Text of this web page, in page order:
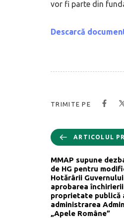
vor fi parte din
Descarcă
TRIMITE PE
ARTICOLUL
MMAP supune
de HG pentru
Hotărârii
aprobarea
proprietate publică
administrarea
„Apele Române”